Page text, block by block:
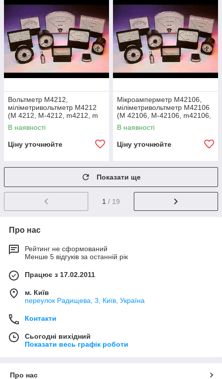
Вольтметр М4212,
міліметривольтметр М4212
(М 4212, М-4212, m4212, m
4212, m-4212)
В наявності
Ціну уточнюйте
Мікроамперметр М42106,
міліметривольтметр М42106
(М 42106, M-42106, m42106,
m 42106, m-42106)
В наявності
Ціну уточнюйте
Показати ще
1 / 19
Про нас
Рейтинг не сформований
Менше 5 відгуків за останній рік
Працює з 17.02.2011
м. Київ
переулок Радищева, 3, Київ, Україна
Контакти
Сьогодні вихідний
Показати весь графік роботи
Про нас